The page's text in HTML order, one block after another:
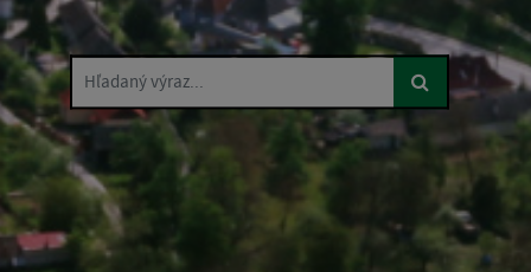
Hľadaný výraz...